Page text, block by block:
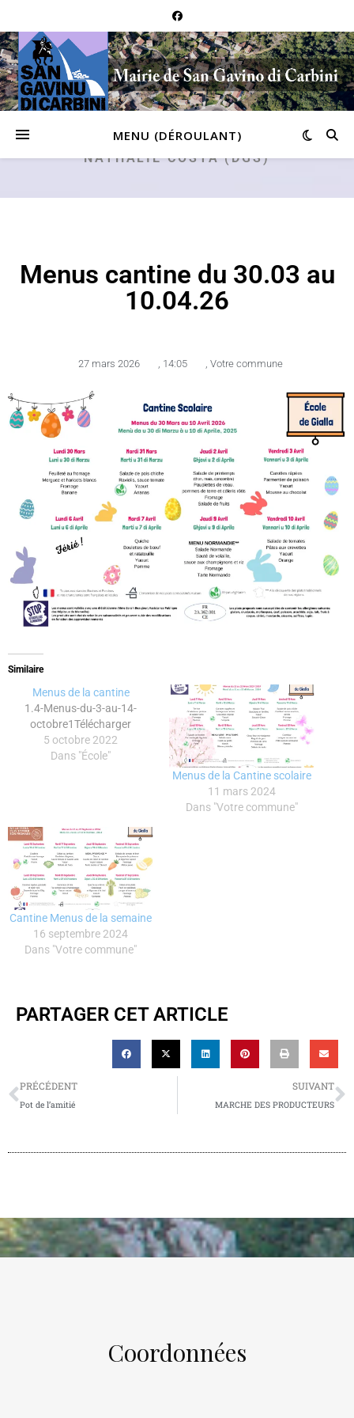
MENU (DÉROULANT)
NATHALIE COSTA (DGS)
Menus cantine du 30.03 au
10.04.26
27 mars 2026 , 14:05 , Votre commune
Similaire
Menus de la cantine
1.4-Menus-du-3-au-14-
octobre1Télécharger
5 octobre 2022
Dans "École"
Menus de la Cantine scolaire
11 mars 2024
Dans "Votre commune"
Cantine Menus de la semaine
16 septembre 2024
Dans "Votre commune"
PARTAGER CET ARTICLE
PRÉCÉDENT
Pot de l’amitié
SUIVANT
MARCHE DES PRODUCTEURS
Coordonnées